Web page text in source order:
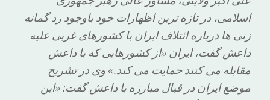
اسلامی، در تازه ترین اظهارات خود باوجود رد گمانه
زنی ها درباره ائتلاف ایران با کشورهای غربی علیه
داعش گفت، ایران «از کشورهایی که با داعش
مقابله می کنند حمایت می کند.» وی در تشریح
موضع ایران در قبال مبارزه با داعش گفت: «این